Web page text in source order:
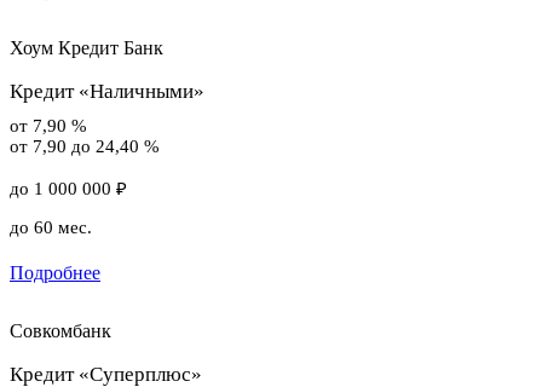
Хоум Кредит Банк
Кредит «Наличными»
от 7,90 %
от 7,90 до 24,40 %
до 1 000 000 ₽
до 60 мес.
Подробнее
Совкомбанк
Кредит «Суперплюс»